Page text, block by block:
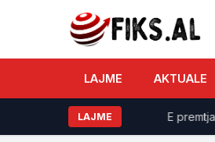
LAJME AKTUALE
LAJME
për shenjën tuaj E premtja